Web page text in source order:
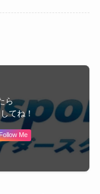
ら
てね！
Me